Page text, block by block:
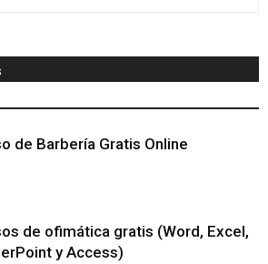
de Barbería Gratis Online
de ofimática gratis (Word, Excel,
y Access)